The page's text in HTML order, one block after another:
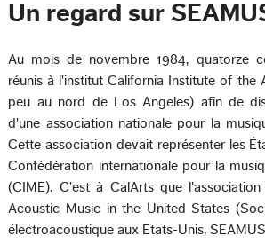
Un regard sur
Au mois de novembre 1984, quatorze
réunis à l'institut California Institute of the
peu au nord de Los Angeles) afin de
d'une association nationale pour la
Cette association devait représenter les
Confédération internationale pour la
(CIME). C'est à CalArts que
Acoustic Music in the United States
électroacoustique aux Etats-Unis,